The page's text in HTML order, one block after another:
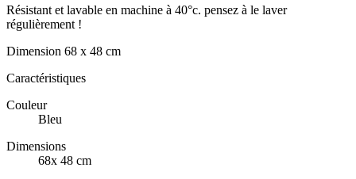
Résistant et lavable en machine à 40°c. pensez à le laver
régulièrement !
Dimension 68 x 48 cm
Caractéristiques
Couleur
Bleu
Dimensions
68x 48 cm